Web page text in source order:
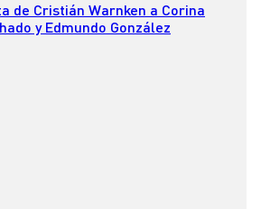
de Cristián Warnken a Corina
y Edmundo González